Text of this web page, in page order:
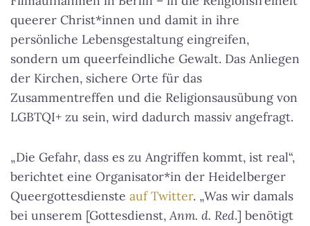
queerer Christ*innen und damit in ihre
persönliche Lebensgestaltung eingreifen,
sondern um queerfeindliche Gewalt. Das Anliegen
der Kirchen, sichere Orte für das
Zusammentreffen und die Religionsausübung von
LGBTQI+ zu sein, wird dadurch massiv angefragt.
„Die Gefahr, dass es zu Angriffen kommt, ist real“,
berichtet eine Organisator*in der Heidelberger
Queergottesdienste auf Twitter. „Was wir damals
bei unserem [Gottesdienst,Anm. d. Red.] benötigt